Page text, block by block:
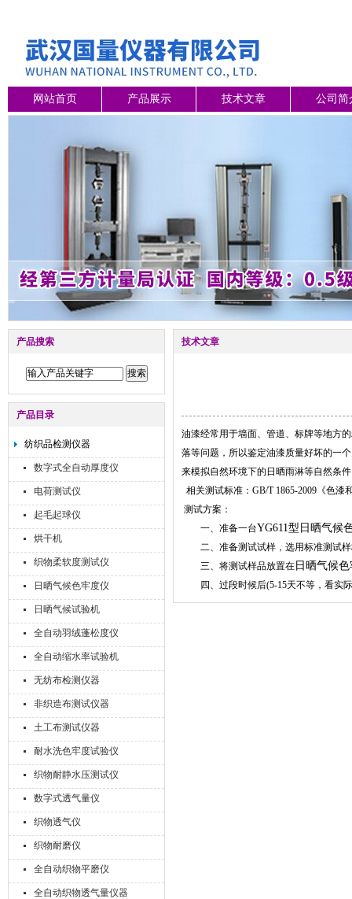
网站首页 产品展示 技术文章 公司简
产品搜索
产品目录
纺织品检测仪器
数字式全自动厚度仪
电荷测试仪
起毛起球仪
烘干机
织物柔软度测试仪
日晒气候色牢度仪
日晒气候试验机
全自动羽绒蓬松度仪
全自动缩水率试验机
无纺布检测仪器
非织造布测试仪器
土工布测试仪器
耐水洗色牢度试验仪
织物耐静水压测试仪
数字式透气量仪
织物透气仪
织物耐磨仪
全自动织物平磨仪
全自动织物透气量仪器
技术文章
油漆经常用于墙面、管道、标牌等地方
落等问题，所以鉴定油漆质量好坏的一
来模拟自然环境下的日晒雨淋等自然条
相关测试标准：GB/T 1865-2009《色
测试方案：
一、准备一台YG611型日晒气候
二、准备测试试样，选用标准测试样
三、将测试样品放置在 日晒气候
四、过段时候后(5-15天不等，看实际